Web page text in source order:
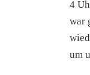
4
war
um